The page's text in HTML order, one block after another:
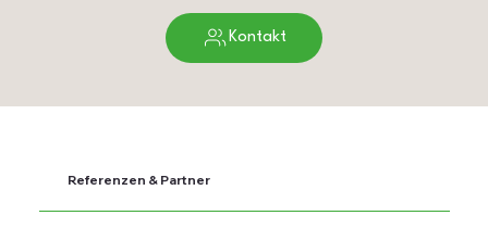
Referenzen & Partner
Kontakt